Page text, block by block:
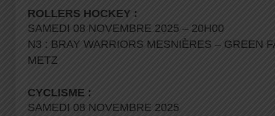
ROLLERS HOCKEY :
SAMEDI 08 NOVEMBRE 2025 – 20H00
N3 : BRAY WARRIORS MESNIÈRES – GREEN
METZ
CYCLISME :
SAMEDI 08 NOVEMBRE 2025